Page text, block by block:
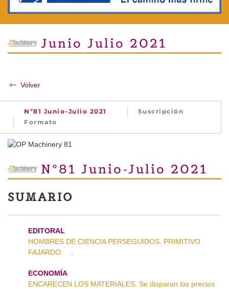
Junio Julio 2021
Volver
Nº81 Junio-Julio 2021
Suscripción
Formato
Nº81 Junio-Julio 2021
SUMARIO
EDITORAL
HOMBRES DE CIENCIA PERSEGUIDOS. PRIMITIVO
FAJARDO
ECONOMÍA
ENCARECEN LOS MATERIALES. Se disparan los precios